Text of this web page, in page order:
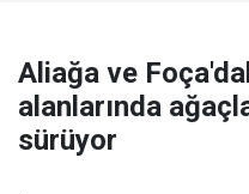
Aliağa ve
alanlarında
sürüyor